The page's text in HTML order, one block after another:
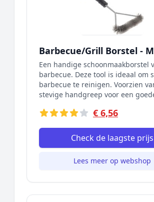
Barbecue/Grill Borstel -
Een handige schoonmaakborstel
barbecue. Deze tool is ideaal om
barbecue te reinigen. Voorzien
stevige handgreep voor een
€ 6,56
Check de laagste prijs
Lees meer op webshop